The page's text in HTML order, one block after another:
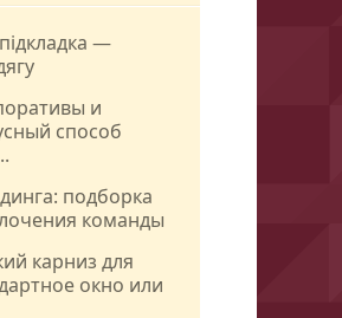
—
и
способ
подборка
команды
карниз для
окно или